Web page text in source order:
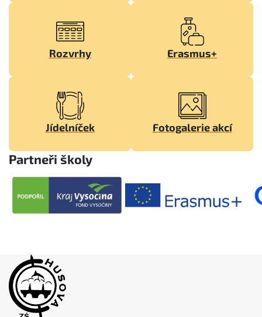
Rozvrhy Erasmus+
Jídelníček Fotogalerie akcí
Partneři školy